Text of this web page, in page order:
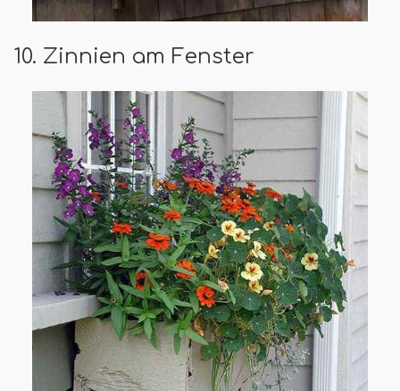
10. Zinnien am Fenster